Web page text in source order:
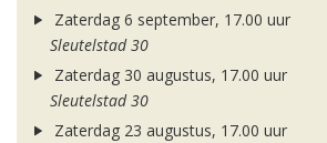
Zaterdag 6 september, 17.00 uur
Sleutelstad 30
Zaterdag 30 augustus, 17.00 uur
Sleutelstad 30
Zaterdag 23 augustus, 17.00 uur